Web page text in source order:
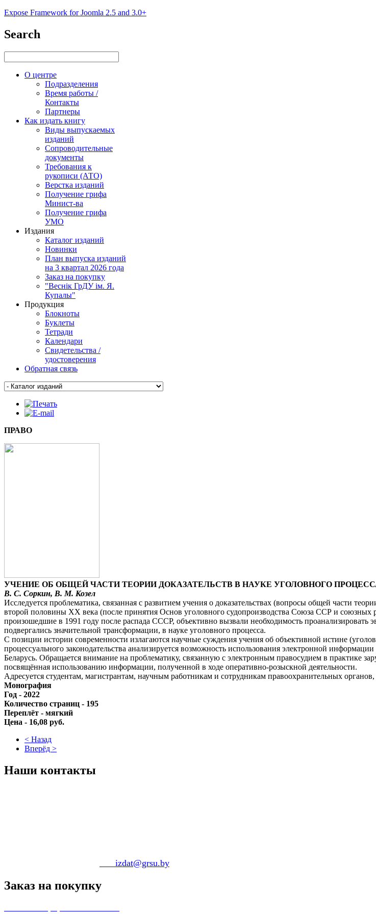
Expose Framework for Joomla 2.5 and 3.0+
Search
О центре
Подразделения
Время работы /
Контакты
Партнеры
Как издать книгу
Виды выпускаемых
изданий
Сопроводительные
документы
Требования к
рукописи (АТО)
Верстка изданий
Получение грифа
Минист-ва
Получение грифа
УМО
Издания
Каталог изданий
Новинки
План выпуска изданий
на 3 квартал 2026 года
Заказ на покупку
"Веснiк ГрДУ iм. Я.
Купалы"
Продукция
Блокноты
Буклеты
Тетради
Календари
Свидетельства /
удостоверения
Обратная связь
ПРАВО
УЧЕНИЕ ОБ ОБЩЕЙ ЧАСТИ ТЕОРИИ ДОКАЗАТЕЛЬСТВ В НАУКЕ УГОЛОВНОГО
В. С. Соркин, В. М. Козел
Исследуется проблематика, связанная с развитием учения о доказательствах (вопросы общей части
второй половины ХХ века (после принятия Основ уголовного судопроизводства Союза ССР и союзных
произошедшие в 1991 году после распада СССР, объективно вызвали необходимость проанализировать
подвергались значительной трансформации, в науке уголовного процесса.
С позиции истории современности излагаются научные суждения учения об объективной истине
процессуального законодательства анализируется возможность использования электронной
Беларусь. Обращается внимание на проблематику, связанную с электронным правосудием в практике
посвящённая использованию информации, полученной в ходе оперативно-розыскной деятельности.
Адресуется студентам, магистрантам, научным работникам и сотрудникам правоохранительных
Монография
Год - 2022
Количество страниц - 195
Переплёт - мягкий
Цена - 16,08 руб.
< Назад
Вперёд >
Наши контакты
_izdat@grsu.by
Заказ на покупку